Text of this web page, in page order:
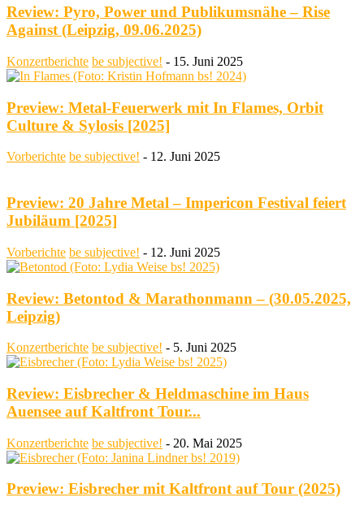
Review: Pyro, Power und Publikumsnähe – Rise
Against (Leipzig, 09.06.2025)
Konzertberichte be subjective! - 15. Juni 2025
Preview: Metal-Feuerwerk mit In Flames, Orbit
Culture & Sylosis [2025]
Vorberichte be subjective! - 12. Juni 2025
Preview: 20 Jahre Metal – Impericon Festival feiert
Jubiläum [2025]
Vorberichte be subjective! - 12. Juni 2025
Review: Betontod & Marathonmann – (30.05.2025,
Leipzig)
Konzertberichte be subjective! - 5. Juni 2025
Review: Eisbrecher & Heldmaschine im Haus
Auensee auf Kaltfront Tour...
Konzertberichte be subjective! - 20. Mai 2025
Preview: Eisbrecher mit Kaltfront auf Tour (2025)